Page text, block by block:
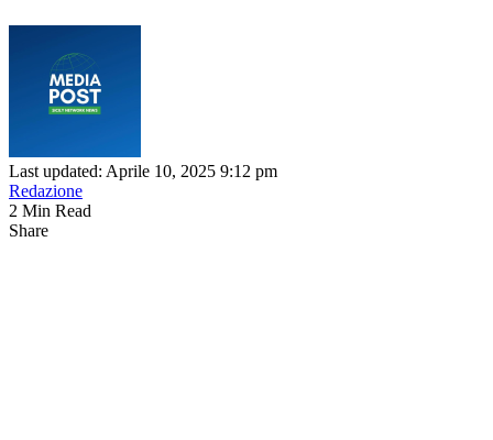
Last updated: Aprile 10, 2025 9:12 pm
Redazione
2 Min Read
Share